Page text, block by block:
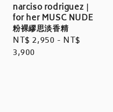
narciso rodriguez｜
for her MUSC NUDE
粉裸繆思淡香精
Regular
price
NT$ 2,950 - NT$
3,900